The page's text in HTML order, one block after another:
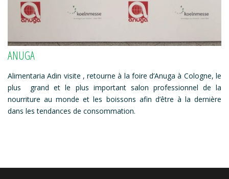
ANUGA
Alimentaria Adin visite , retourne à la foire d’Anuga à Cologne, le
plus grand et le plus important salon professionnel de la
nourriture au monde et les boissons afin d’être à la dernière
dans les tendances de consommation.